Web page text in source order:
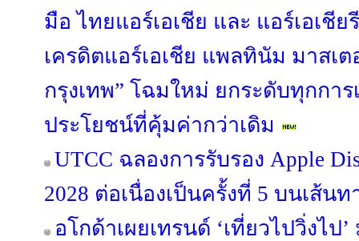
มือ ไทยแอร์เอเชีย และ แอร์เอเชีย
เครดิตแอร์เอเชีย แพลทินัม มาสเ
กรุงเทพ” โฉมใหม่ ยกระดับทุกกา
ประโยชน์ที่คุ้มค่ากว่าเดิม
UTCC ฉลองการรับรอง Apple
2028 ต่อเนื่องเป็นครั้งที่ 5 บนเส้นท
อโกด้าเผยเทรนด์ ‘เที่ยวไปวิ่งไป